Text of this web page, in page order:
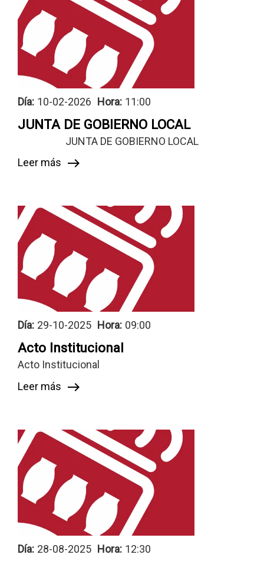
Día: 10-02-2026 Hora: 11:00
JUNTA DE GOBIERNO LOCAL
JUNTA DE GOBIERNO LOCAL
Leer más east
Día: 29-10-2025 Hora: 09:00
Acto Institucional
Acto Institucional
Leer más east
Día: 28-08-2025 Hora: 12:30